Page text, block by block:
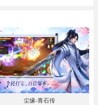
尘缘-青石传